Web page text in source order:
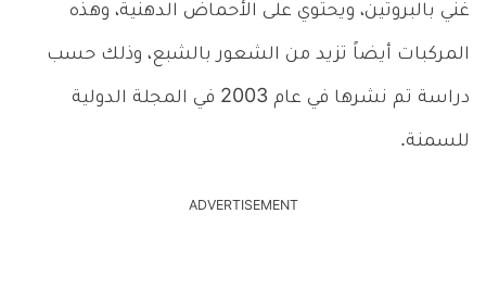
غني بالبروتين، ويحتوي على الأحماض الدهنية، وهذه
المركبات أيضاً تزيد من الشعور بالشبع، وذلك حسب
دراسة تم نشرها في عام 2003 في المجلة الدولية
للسمنة.
ADVERTISEMENT